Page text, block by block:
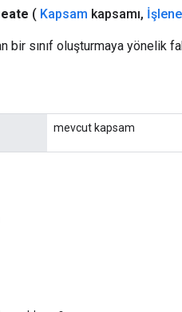
( Kapsam kapsamı,
bir sınıf oluşturmaya yönelik
mevcut kapsam